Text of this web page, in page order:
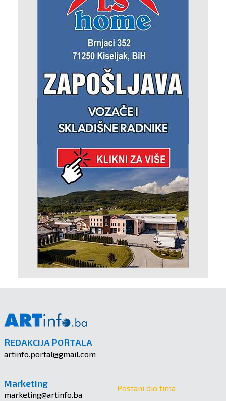
REDAKCIJA PORTALA
artinfo.portal@gmail.com
Marketing
marketing@artinfo.ba
Postani dio tima